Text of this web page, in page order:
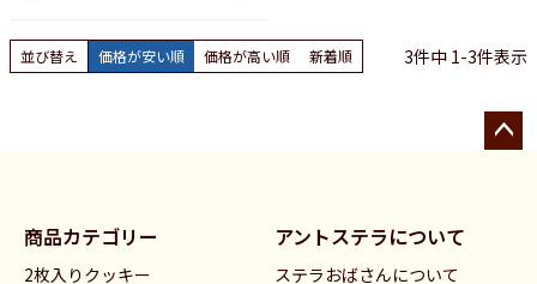
並び替え 価格が安い順 価格が高い順 新着順 3件中 1-3件表示
商品カテゴリー
2枚入りクッキー
アントステラについて
ステラおばさんについて